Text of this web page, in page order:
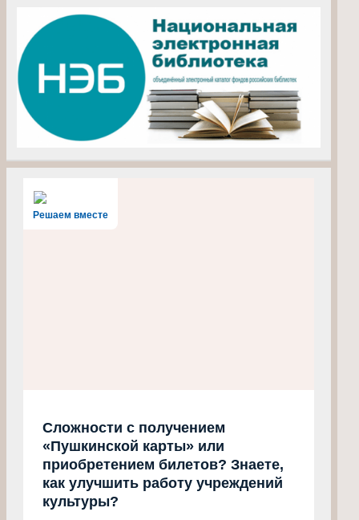
Решаем вместе
Сложности с получением
«Пушкинской карты» или
приобретением билетов? Знаете,
как улучшить работу учреждений
культуры?